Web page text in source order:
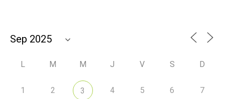
L M M J V S D
1 2 3 4 5 6 7